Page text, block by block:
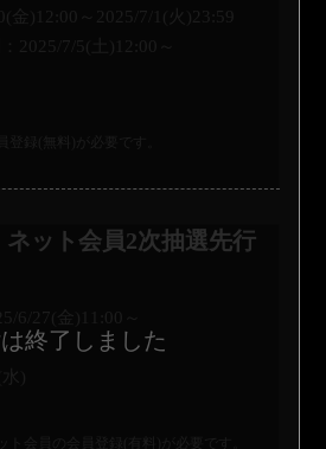
ット会員2次抽選先行